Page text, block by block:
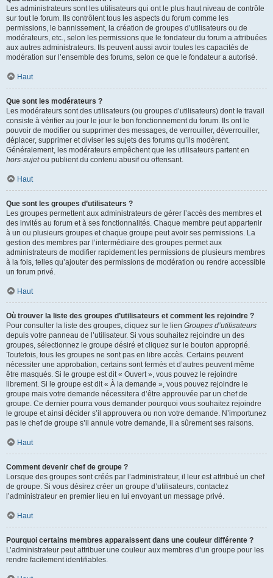
Les administrateurs sont les utilisateurs qui ont le plus haut niveau de contrôle
sur tout le forum. Ils contrôlent tous les aspects du forum comme les
permissions, le bannissement, la création de groupes d’utilisateurs ou de
modérateurs, etc., selon les permissions que le fondateur du forum a attribuées
aux autres administrateurs. Ils peuvent aussi avoir toutes les capacités de
modération sur l’ensemble des forums, selon ce que le fondateur a autorisé.
Haut
Que sont les modérateurs ?
Les modérateurs sont des utilisateurs (ou groupes d’utilisateurs) dont le travail
consiste à vérifier au jour le jour le bon fonctionnement du forum. Ils ont le
pouvoir de modifier ou supprimer des messages, de verrouiller, déverrouiller,
déplacer, supprimer et diviser les sujets des forums qu’ils modèrent.
Généralement, les modérateurs empêchent que les utilisateurs partent en
hors-sujetou publient du contenu abusif ou offensant.
Haut
Que sont les groupes d’utilisateurs ?
Les groupes permettent aux administrateurs de gérer l’accès des membres et
des invités au forum et à ses fonctionnalités. Chaque membre peut appartenir
à un ou plusieurs groupes et chaque groupe peut avoir ses permissions. La
gestion des membres par l’intermédiaire des groupes permet aux
administrateurs de modifier rapidement les permissions de plusieurs membres
à la fois, telles qu’ajouter des permissions de modération ou rendre accessible
un forum privé.
Haut
Où trouver la liste des groupes d’utilisateurs et comment les rejoindre ?
Pour consulter la liste des groupes, cliquez sur le lien Groupes d’utilisateurs
depuis votre panneau de l’utilisateur. Si vous souhaitez rejoindre un des
groupes, sélectionnez le groupe désiré et cliquez sur le bouton approprié.
Toutefois, tous les groupes ne sont pas en libre accès. Certains peuvent
nécessiter une approbation, certains sont fermés et d’autres peuvent même
être masqués. Si le groupe est dit « Ouvert », vous pouvez le rejoindre
librement. Si le groupe est dit « À la demande », vous pouvez rejoindre le
groupe mais votre demande nécessitera d’être approuvée par un chef de
groupe. Ce dernier pourra vous demander pourquoi vous souhaitez rejoindre
le groupe et ainsi décider s’il approuvera ou non votre demande. N’importunez
pas le chef de groupe s’il annule votre demande, il a sûrement ses raisons.
Haut
Comment devenir chef de groupe ?
Lorsque des groupes sont créés par l’administrateur, il leur est attribué un chef
de groupe. Si vous désirez créer un groupe d’utilisateurs, contactez
l’administrateur en premier lieu en lui envoyant un message privé.
Haut
Pourquoi certains membres apparaissent dans une couleur différente ?
L’administrateur peut attribuer une couleur aux membres d’un groupe pour les
rendre facilement identifiables.